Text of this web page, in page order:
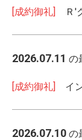
[成約御礼] Ｒ'
2026.07.11 の
[成約御礼] イ
2026.07.10 の